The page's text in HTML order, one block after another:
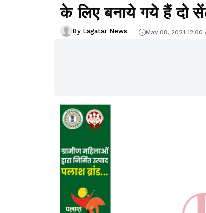
के लिए बनाये गये हैं दो
By Lagatar News May 08, 2021 12:00